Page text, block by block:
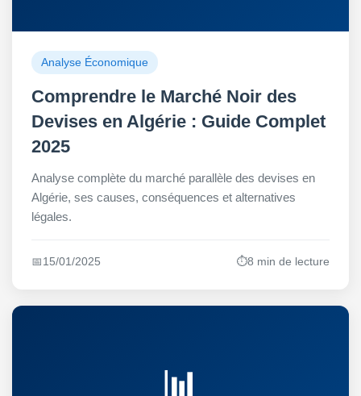
Analyse Économique
Comprendre le Marché Noir des
Devises en Algérie : Guide Complet
2025
Analyse complète du marché parallèle des devises en
Algérie, ses causes, conséquences et alternatives
légales.
📅 15/01/2025 ⏱️8 min de lecture
📊